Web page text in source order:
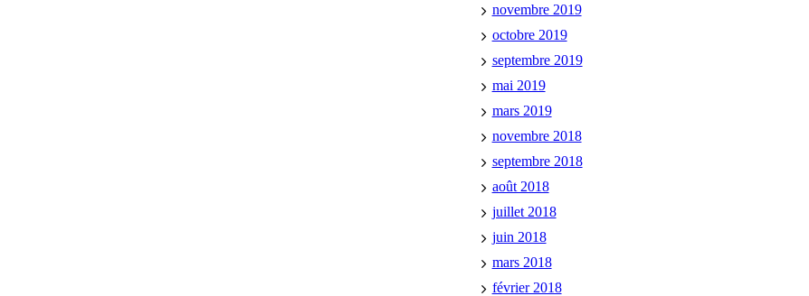
novembre 2019
octobre 2019
septembre 2019
mai 2019
mars 2019
novembre 2018
septembre 2018
août 2018
juillet 2018
juin 2018
mars 2018
février 2018